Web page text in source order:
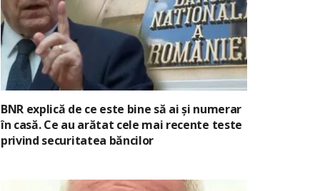
BNR explică de ce este bine să ai și numerar
în casă. Ce au arătat cele mai recente teste
privind securitatea băncilor